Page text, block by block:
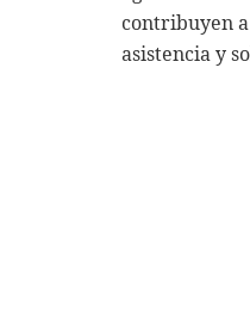
contribuyen
asistencia y